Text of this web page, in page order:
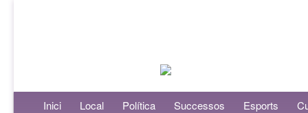
Menú principalAneu al contingut principal
Aneu al contingut secundari
Inici Local Política Successos Esports